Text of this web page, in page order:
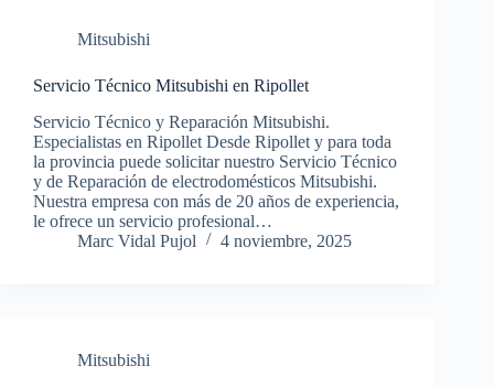
Mitsubishi
Servicio Técnico Mitsubishi en Ripollet
Servicio Técnico y Reparación Mitsubishi.
Especialistas en Ripollet Desde Ripollet y para toda
la provincia puede solicitar nuestro Servicio Técnico
y de Reparación de electrodomésticos Mitsubishi.
Nuestra empresa con más de 20 años de experiencia,
le ofrece un servicio profesional…
Marc Vidal Pujol
4 noviembre, 2025
Mitsubishi